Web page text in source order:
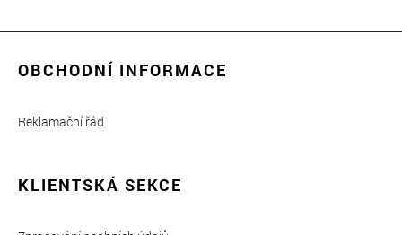
OBCHODNÍ INFORMACE
Reklamační řád
KLIENTSKÁ SEKCE